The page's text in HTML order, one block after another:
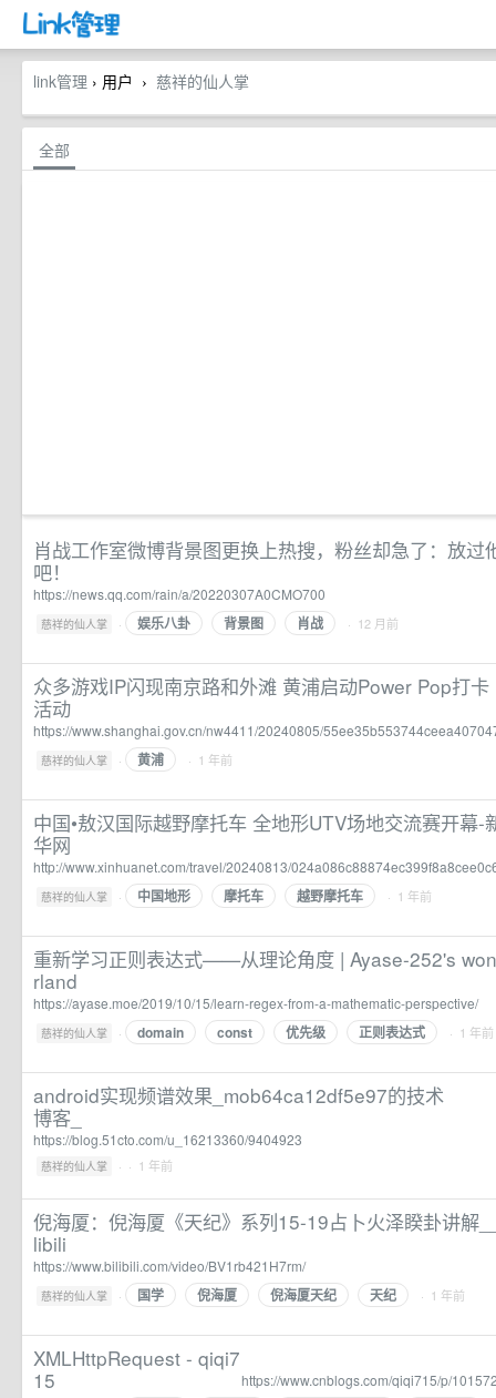
link管理 › 用户 › 慈祥的仙人掌
全部
肖战工作室微博背景图更换上热搜，粉丝却急了：放过
吧！
https://news.qq.com/rain/a/20220307A0CMO700
慈祥的仙人掌 · 娱乐八卦 背景图 肖战 · 12 月前
众多游戏IP闪现南京路和外滩 黄浦启动Power Pop打卡
活动
https://www.shanghai.gov.cn/nw4411/20240805/
慈祥的仙人掌 · 黄浦 · 1 年前
中国•敖汉国际越野摩托车 全地形UTV场地交流赛开幕-
华网
http://www.xinhuanet.com/travel/20240813/
慈祥的仙人掌 · 中国地形 摩托车 越野摩托车 · 1 年前
重新学习正则表达式——从理论角度 | Ayase-252's
rland
https://ayase.moe/2019/10/15/learn-regex-from-a-mathematic-perspective/
慈祥的仙人掌 · domain const 优先级 正则表达式 · 1 年前
android实现频谱效果_mob64ca12df5e97的技术
博客_
https://blog.51cto.com/u_16213360/9404923
慈祥的仙人掌 · · 1 年前
倪海厦：倪海厦《天纪》系列15-19占卜火泽睽卦讲解
libili
https://www.bilibili.com/video/BV1rb421H7rm/
慈祥的仙人掌 · 国学 倪海厦 倪海厦天纪 天纪 · 1 年前
XMLHttpRequest - qiqi7
15
https://www.cnblogs.com/qiqi715/p/